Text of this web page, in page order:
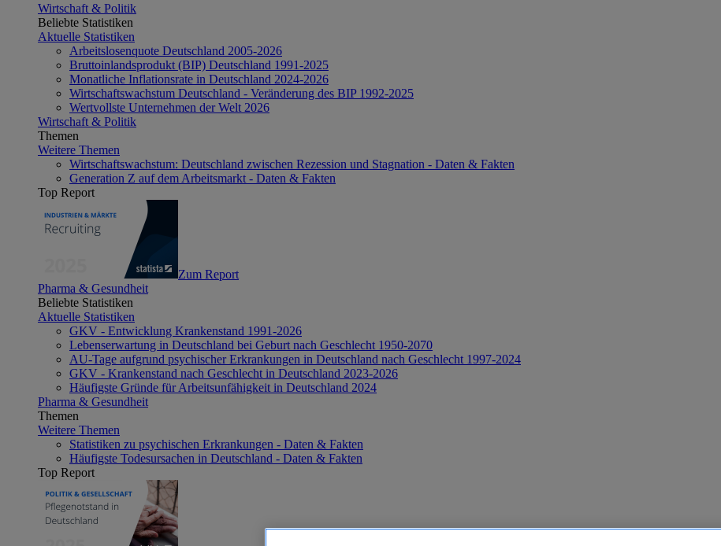
Wirtschaft & Politik
Beliebte Statistiken
Aktuelle Statistiken
Arbeitslosenquote Deutschland 2005-2026
Bruttoinlandsprodukt (BIP) Deutschland 1991-2025
Monatliche Inflationsrate in Deutschland 2024-2026
Wirtschaftswachstum Deutschland - Veränderung des BIP 1992-2025
Wertvollste Unternehmen der Welt 2026
Wirtschaft & Politik
Themen
Weitere Themen
Wirtschaftswachstum: Deutschland zwischen Rezession und Stagnation - Daten & Fakten
Generation Z auf dem Arbeitsmarkt - Daten & Fakten
Top Report
Zum Report
Pharma & Gesundheit
Beliebte Statistiken
Aktuelle Statistiken
GKV - Entwicklung Krankenstand 1991-2026
Lebenserwartung in Deutschland bei Geburt nach Geschlecht 1950-2070
AU-Tage aufgrund psychischer Erkrankungen in Deutschland nach Geschlecht 1997-2024
GKV - Krankenstand nach Geschlecht in Deutschland 2023-2026
Häufigste Gründe für Arbeitsunfähigkeit in Deutschland 2024
Pharma & Gesundheit
Themen
Weitere Themen
Statistiken zu psychischen Erkrankungen - Daten & Fakten
Häufigste Todesursachen in Deutschland - Daten & Fakten
Top Report